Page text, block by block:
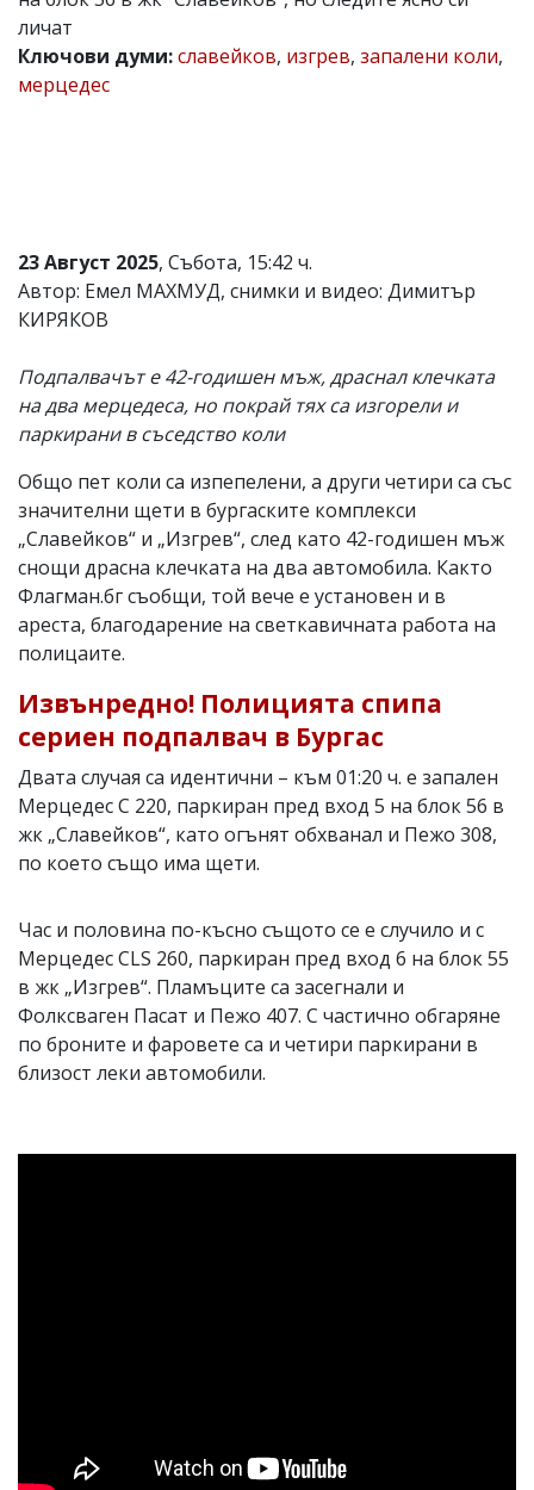
Коментарите
под
статиите
се
отговорност
за
тях!
Ако
обиден
за
вас
коментар,
сигнализирайте
личат
Ключови думи:славейков, изгрев, запалени коли,
мерцедес
23 Август 2025, Събота, 15:42 ч.
Автор: Емел МАХМУД, снимки и видео: Димитър
КИРЯКОВ
Подпалвачът е 42-годишен мъж, драснал клечката
на два мерцедеса, но покрай тях са изгорели и
паркирани в съседство коли
Общо пет коли са изпепелени, а други четири са със
значителни щети в бургаските комплекси
„Славейков“ и „Изгрев“, след като 42-годишен мъж
снощи драсна клечката на два автомобила. Както
Флагман.бг съобщи, той вече е установен и в
ареста, благодарение на светкавичната работа на
полицаите.
Извънредно! Полицията спипа
сериен подпалвач в Бургас
Двата случая са идентични – към 01:20 ч. е запален
Мерцедес С 220, паркиран пред вход 5 на блок 56 в
жк „Славейков“, като огънят обхванал и Пежо 308,
по което също има щети.
Час и половина по-късно същото се е случило и с
Мерцедес CLS 260, паркиран пред вход 6 на блок 55
в жк „Изгрев“. Пламъците са засегнали и
Фолксваген Пасат и Пежо 407. С частично обгаряне
по броните и фаровете са и четири паркирани в
близост леки автомобили.